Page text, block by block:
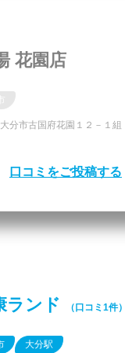
花園店
分市古国府花園１２－１組
口コミをご投稿する
ランド （口コミ1件）
大分駅